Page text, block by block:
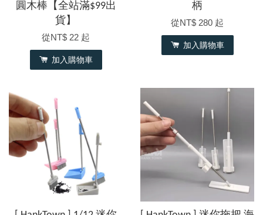
圓木棒【全站滿$99出
貨】
從NT$ 22 起
加入購物車
柄
從NT$ 280 起
加入購物車